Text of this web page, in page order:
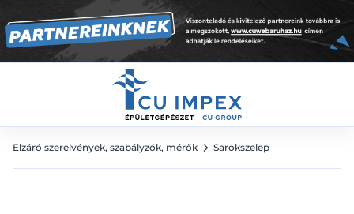
Elzáró szerelvények, szabályzók, mérők Sarokszelep
13 221 Ft